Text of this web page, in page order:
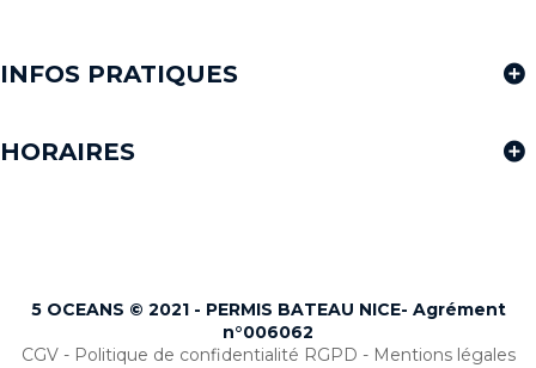
INFOS PRATIQUES
HORAIRES
5 OCEANS © 2021 - PERMIS BATEAU NICE- Agrément
n°006062
CGV- Politique de confidentialité RGPD - Mentions légales